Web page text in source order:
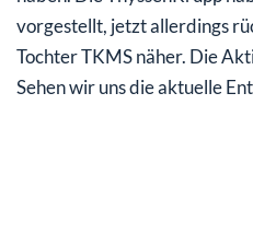
vorgestellt, jetzt allerdings
Tochter TKMS näher. Die
Sehen wir uns die aktuelle